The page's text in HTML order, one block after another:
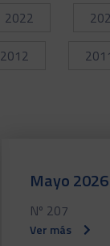
2022
2012
Mayo 2026
Nº 207
Ver más